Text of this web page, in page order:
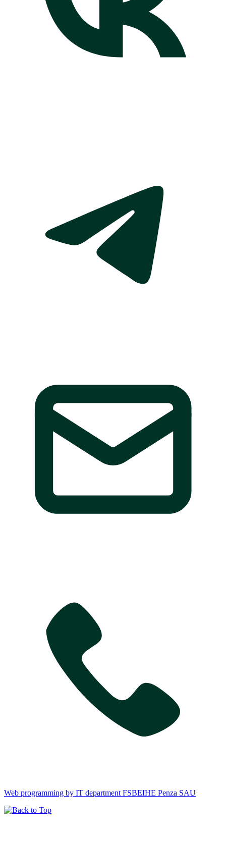
Web programming by IT department FSBEIHE Penza SAU